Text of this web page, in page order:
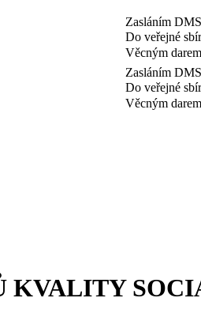
Zasláním DMS
Do veřejné
Věcným darem
Zasláním DMS
Do veřejné
Věcným darem
KVALITY